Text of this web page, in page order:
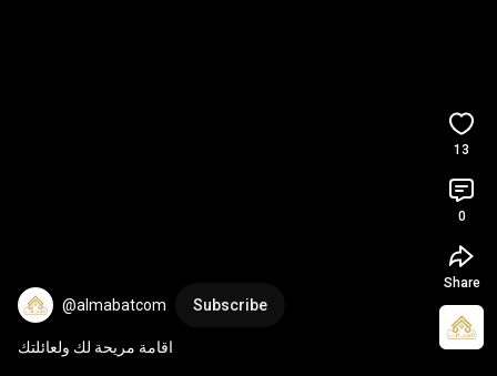
@almabatcom Subscribe
اقامة مريحة لك ولعائلتك
13
0
Share